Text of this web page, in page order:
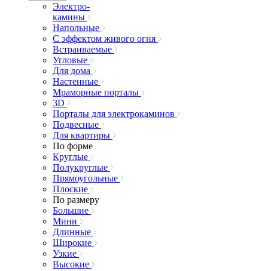
Электро-
камины
Напольные
С эффектом живого огня
Встраиваемые
Угловые
Для дома
Настенные
Мраморные порталы
3D
Порталы для электрокаминов
Подвесные
Для квартиры
По форме
Круглые
Полукруглые
Прямоугольные
Плоские
По размеру
Большие
Мини
Длинные
Широкие
Узкие
Высокие